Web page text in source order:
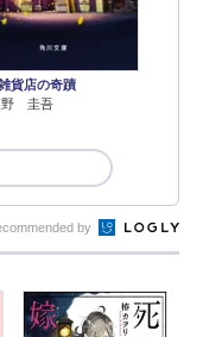
貨店の奇蹟
野 圭吾
by